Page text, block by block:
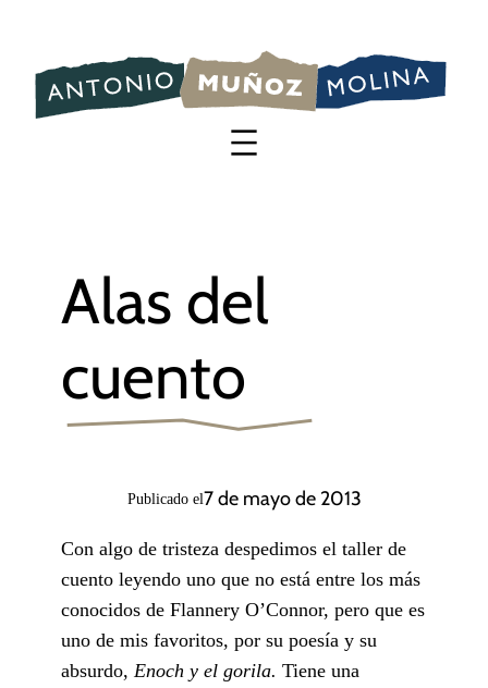
contenido
Alas del
cuento
Publicado el7 de mayo de 2013
Con algo de tristeza despedimos el taller de
cuento leyendo uno que no está entre los más
conocidos de Flannery O’Connor, pero que es
uno de mis favoritos, por su poesía y su
absurdo, Enoch y el gorila. Tiene una